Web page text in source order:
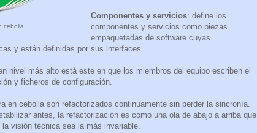
cebolla
Componentes y servicios: define los
componentes y servicios como piezas
empaquetadas de software cuyas
y están definidas por sus interfaces.
nivel más alto está este en que los miembros del equipo escriben el
y ficheros de configuración.
en cebolla son refactorizados continuamente sin perder la sincronía.
antes, la refactorización es como una ola de abajo a arriba que
visión técnica sea la más invariable.